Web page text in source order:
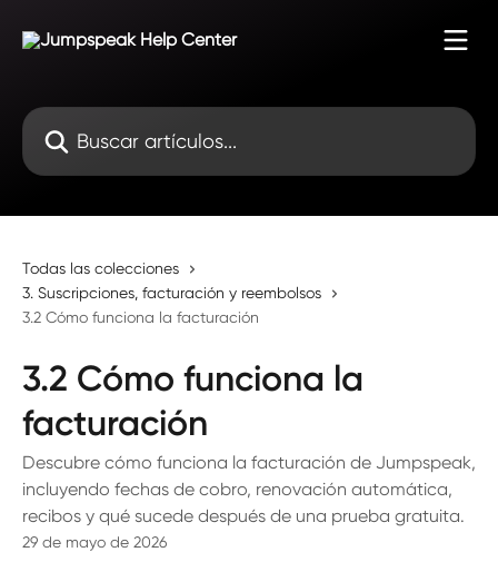
Buscar artículos...
Todas las colecciones
3. Suscripciones, facturación y reembolsos
3.2 Cómo funciona la facturación
3.2 Cómo funciona la
facturación
Descubre cómo funciona la facturación de Jumpspeak,
incluyendo fechas de cobro, renovación automática,
recibos y qué sucede después de una prueba gratuita.
29 de mayo de 2026